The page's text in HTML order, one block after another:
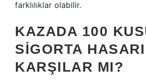
farklılıklar olabilir.
KAZADA 100
SIGORTA HASARI
KARŞILAR MI?